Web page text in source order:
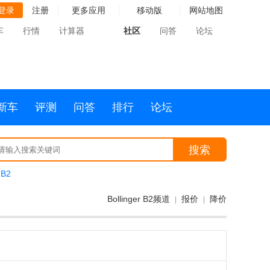
录 注册 更多应用 移动版 网站地图
行情 计算器 社区 问答 论坛
车 评测 问答 排行 论坛
搜索
Bollinger B2频道 报价 降价